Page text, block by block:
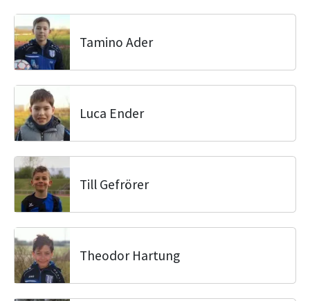
Tamino Ader
Luca Ender
Till Gefrörer
Theodor Hartung